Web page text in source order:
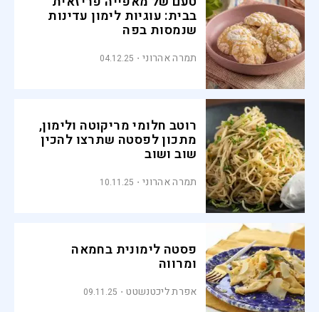
בבית: עוגיות לימון עדינות
שנמסות בפה
תמרה אהרוני 04.12.25
רוטב חלומי מריקוטה ולימון,
מתכון לפסטה שתרצו להכין
שוב ושוב
תמרה אהרוני 10.11.25
פסטה לימונית בחמאה
ומרווה
אפרת ליכטנשטט 09.11.25